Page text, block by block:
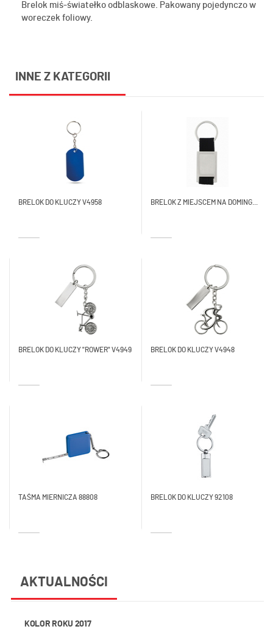
Brelok miś-światełko odblaskowe. Pakowany pojedynczo w
woreczek foliowy.
INNE Z KATEGORII
BRELOK DO KLUCZY V4958 BRELOK Z MIEJSCEM NA DOMING...
BRELOK DO KLUCZY "ROWER" V4949 BRELOK DO KLUCZY V4948
TAŚMA MIERNICZA 88808 BRELOK DO KLUCZY 92108
AKTUALNOŚCI
KOLOR ROKU 2017